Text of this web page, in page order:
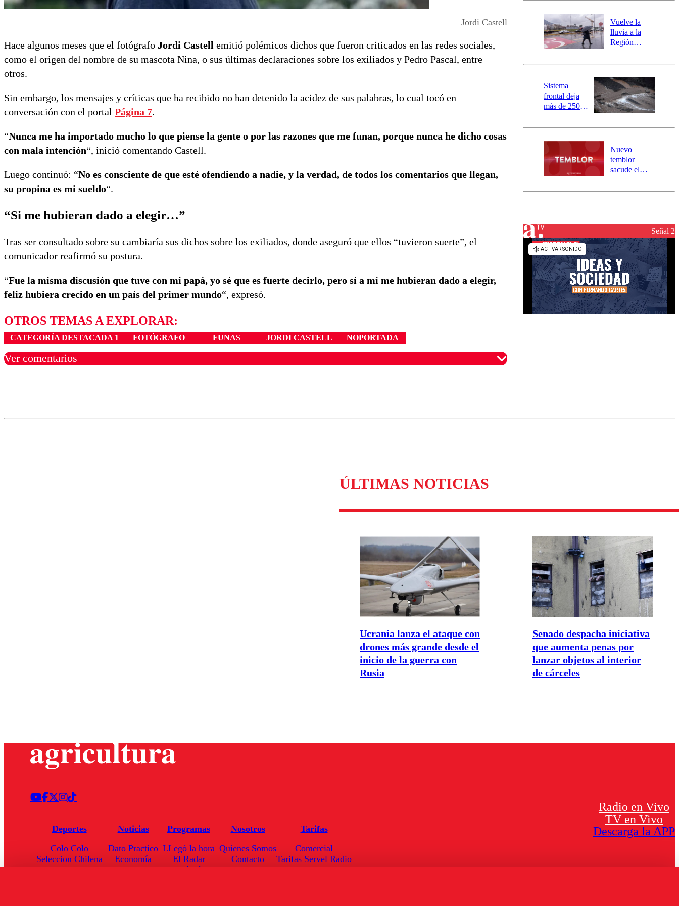
Jordi Castell
Hace algunos meses que el fotógrafo Jordi Castell emitió polémicos dichos que fueron criticados en las redes sociales,
como el origen del nombre de su mascota Nina, o sus últimas declaraciones sobre los exiliados y Pedro Pascal, entre
otros.
Sin embargo, los mensajes y críticas que ha recibido no han detenido la acidez de sus palabras, lo cual tocó en
conversación con el portal Página 7.
“Nunca me ha importado mucho lo que piense la gente o por las razones que me funan, porque nunca he dicho cosas
con mala intención“, inició comentando Castell.
Luego continuó: “No es consciente de que esté ofendiendo a nadie, y la verdad, de todos los comentarios que llegan,
su propina es mi sueldo“.
“Si me hubieran dado a elegir…”
Tras ser consultado sobre su cambiaría sus dichos sobre los exiliados, donde aseguró que ellos “tuvieron suerte”, el
comunicador reafirmó su postura.
“Fue la misma discusión que tuve con mi papá, yo sé que es fuerte decirlo, pero sí a mí me hubieran dado a elegir,
feliz hubiera crecido en un país del primer mundo“, expresó.
OTROS TEMAS A EXPLORAR:
CATEGORÍA DESTACADA 1 FOTÓGRAFO FUNAS JORDI CASTELL NOPORTADA
Ver comentarios
río Damas:
activa
mensajería
SAE
Vuelve la
lluvia a la
Región
este es el
la DMC para
este viernes
Sistema
frontal deja
más de 250
y 317
aisladas entre
Valparaíso y
Los Ríos
Nuevo
temblor
sacude el
revisa la
Señal 2
ÚLTIMAS NOTICIAS
Ucrania lanza el ataque con
drones más grande desde el
inicio de la guerra con
Rusia
Senado despacha iniciativa
que aumenta penas por
lanzar objetos al interior
de cárceles
Deportes
Colo Colo
Seleccion Chilena
Noticias
Dato Practico
Economía
Programas
LLegó la hora
El Radar
Enfoqué Público
Nosotros
Quienes Somos
Contacto
Tarifas
Comercial
Tarifas Servel Radio
Radio en Vivo
TV en Vivo
Descarga la APP